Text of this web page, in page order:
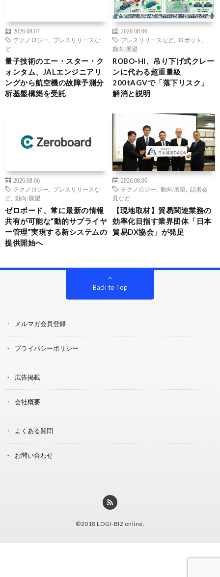
2026.08.07
テクノロジー
プレスリリースな
ど
量子技術のエー・スター・ク
ォンタム、JALエンジニアリ
ングから航空機の故障予測分
析基盤構築を受託
2026.08.06
プレスリリースなど
ロボット
動向/展望
ROBO-HI、吊り下げ式クレー
ンに代わる超重量級
200tAGVで「落下リスク」
解消と説明
2026.08.06
テクノロジー
プレスリリースな
ど
動向/展望
ゼロボード、常に最新の情報
共有が可能な“動的サプライヤ
ー管理”実現する新システムの
提供開始へ
2026.08.06
テクノロジー
動向/展望
記者会
見など
【現地取材】貿易関連業務の
効率化目指す業界団体「日本
貿易DX協会」が発足
Back to Top
メルマガ会員登録
プライバシーポリシー
広告掲載
会社概要
よくある質問
お問い合わせ
©2018 LOGI-BIZ online.